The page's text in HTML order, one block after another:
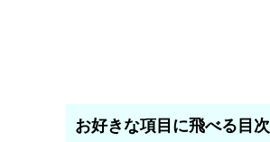
お好きな項目に飛べる目次